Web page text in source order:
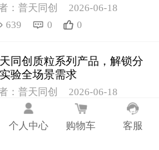
：普天同创
2026-06-18
639
0 0
同创质粒系列产品，解锁分
验全场景需求
：普天同创
2026-06-18
0
个人中心 购物车 客服